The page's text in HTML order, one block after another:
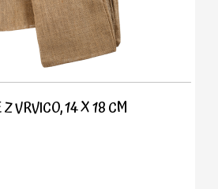
VRVICO, 14 X 18 CM